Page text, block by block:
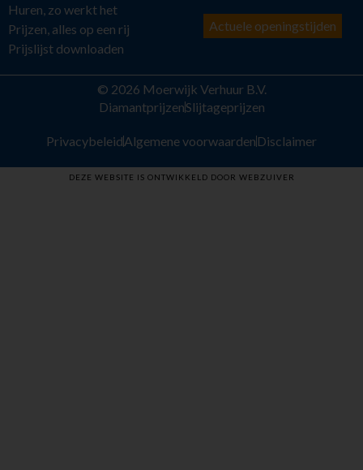
Huren, zo werkt het
Prijzen, alles op een rij
Prijslijst downloaden
Actuele openingstijden
© 2026 Moerwijk Verhuur B.V.
DiamantprijzenSlijtageprijzen
PrivacybeleidAlgemene voorwaarden Disclaimer
DEZE WEBSITE IS ONTWIKKELD DOOR WEBZUIVER